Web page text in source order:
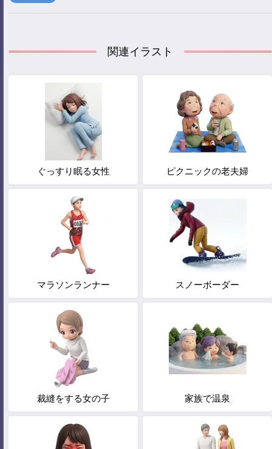
関連イラスト
ぐっすり眠る女性 ピクニックの老夫婦
マラソンランナー スノーボーダー
裁縫をする女の子 家族で温泉